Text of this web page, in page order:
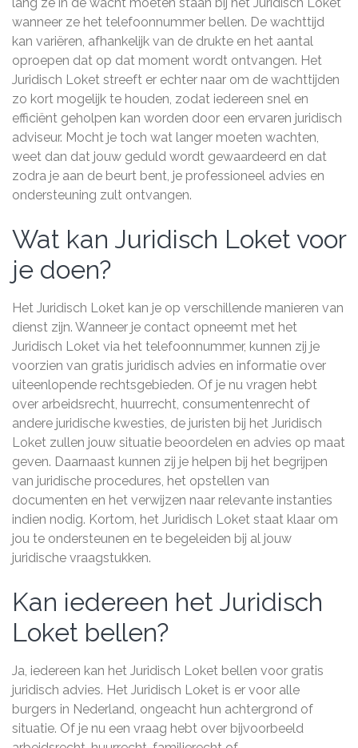
wanneer ze het telefoonnummer bellen. De wachttijd
kan variëren, afhankelijk van de drukte en het aantal
oproepen dat op dat moment wordt ontvangen. Het
Juridisch Loket streeft er echter naar om de wachttijden
zo kort mogelijk te houden, zodat iedereen snel en
efficiënt geholpen kan worden door een ervaren juridisch
adviseur. Mocht je toch wat langer moeten wachten,
weet dan dat jouw geduld wordt gewaardeerd en dat
zodra je aan de beurt bent, je professioneel advies en
ondersteuning zult ontvangen.
Wat kan Juridisch Loket voor
je doen?
Het Juridisch Loket kan je op verschillende manieren van
dienst zijn. Wanneer je contact opneemt met het
Juridisch Loket via het telefoonnummer, kunnen zij je
voorzien van gratis juridisch advies en informatie over
uiteenlopende rechtsgebieden. Of je nu vragen hebt
over arbeidsrecht, huurrecht, consumentenrecht of
andere juridische kwesties, de juristen bij het Juridisch
Loket zullen jouw situatie beoordelen en advies op maat
geven. Daarnaast kunnen zij je helpen bij het begrijpen
van juridische procedures, het opstellen van
documenten en het verwijzen naar relevante instanties
indien nodig. Kortom, het Juridisch Loket staat klaar om
jou te ondersteunen en te begeleiden bij al jouw
juridische vraagstukken.
Kan iedereen het Juridisch
Loket bellen?
Ja, iedereen kan het Juridisch Loket bellen voor gratis
juridisch advies. Het Juridisch Loket is er voor alle
burgers in Nederland, ongeacht hun achtergrond of
situatie. Of je nu een vraag hebt over bijvoorbeeld